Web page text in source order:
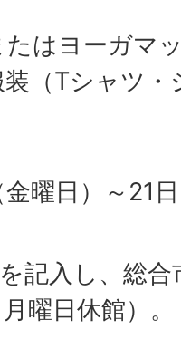
はヨーガマ
（Tシャツ・
曜日）～21
記入し、総
曜日休館）。